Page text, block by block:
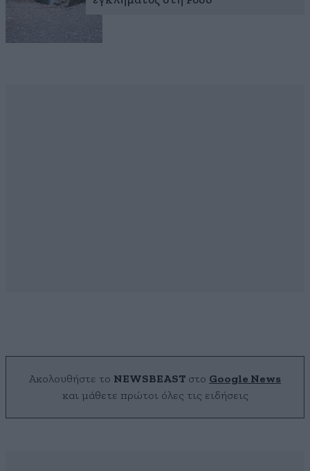
Ακολουθήστε το NEWSBEAST στο Google News
και μάθετε πρώτοι όλες τις ειδήσεις